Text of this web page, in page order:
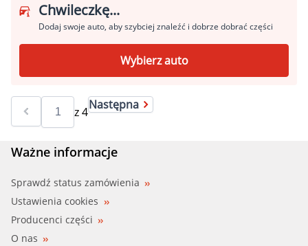
Chwileczkę...
Dodaj swoje auto, aby szybciej znaleźć i dobrze dobrać części
Wybierz auto
z4Następna
Ważne informacje
Sprawdź status zamówienia
Ustawienia cookies
Producenci części
O nas